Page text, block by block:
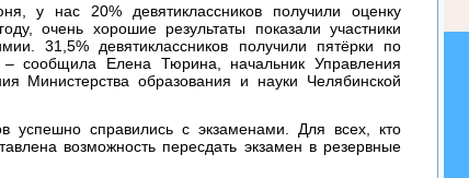
у нас 20% девятиклассников получили оценку
очень хорошие результаты показали участники
31,5% девятиклассников получили пятёрки по
– сообщила Елена Тюрина, начальник Управления
Министерства образования и науки Челябинской
успешно справились с экзаменами. Для всех, кто
возможность пересдать экзамен в резервные